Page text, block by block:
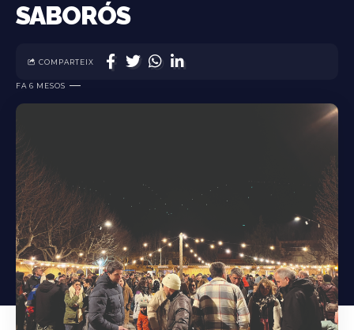
SABORÓS
FA 6 MESOS
COMPARTEIX